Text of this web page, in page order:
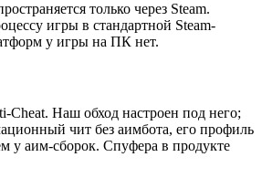
только через Steam.
игры в стандартной Steam-
у игры на ПК нет.
Cheat. Наш обход настроен под него;
чит без аимбота, его профиль
у аим-сборок. Спуфера в продукте